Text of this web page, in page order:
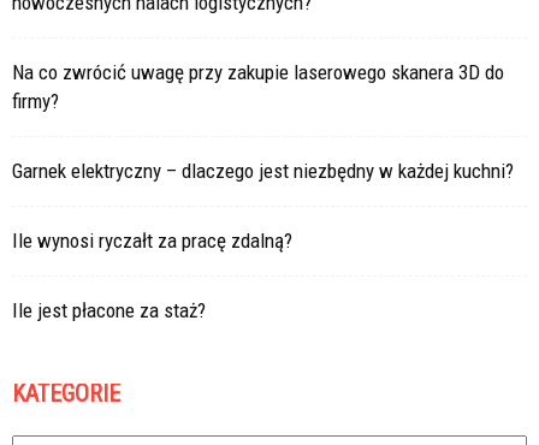
Na co zwrócić uwagę przy zakupie laserowego skanera 3D do
firmy?
Garnek elektryczny – dlaczego jest niezbędny w każdej kuchni?
Ile wynosi ryczałt za pracę zdalną?
Ile jest płacone za staż?
KATEGORIE
Kategorie